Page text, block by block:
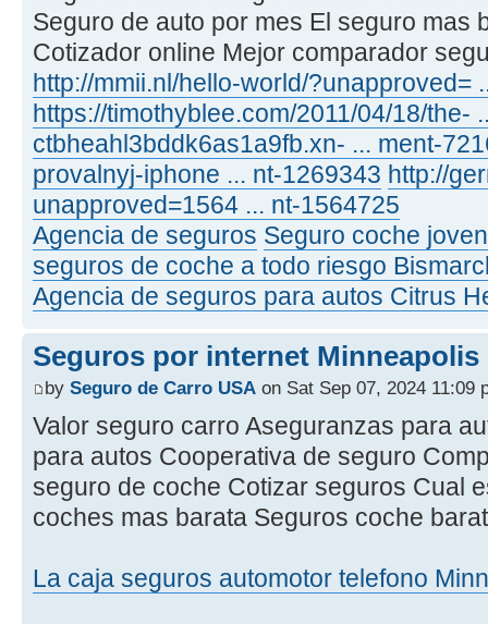
Seguro de auto por mes El seguro mas
Cotizador online Mejor comparador
http://mmii.nl/hello-world/?unapproved=
https://timothyblee.com/2011/04/18/the-
ctbheahl3bddk6as1a9fb.xn- ... ment-
provalnyj-iphone ... nt-1269343 http://
unapproved=1564 ... nt-1564725
Agencia de seguros Seguro coche
seguros de coche a todo riesgo
Agencia de seguros para autos Citrus
Seguros por internet Minneapolis
by Seguro de Carro USA on Sat Sep 07, 2024 11:09
Valor seguro carro Aseguranzas para
para autos Cooperativa de seguro
seguro de coche Cotizar seguros Cual
coches mas barata Seguros coche
La caja seguros automotor telefono